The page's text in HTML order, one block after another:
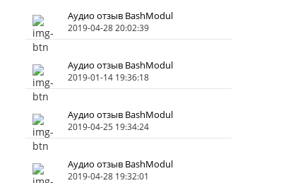
Аудио отзыв BashModul
2019-04-28 20:02:39
Аудио отзыв BashModul
2019-01-14 19:36:18
Аудио отзыв BashModul
2019-04-25 19:34:24
Аудио отзыв BashModul
2019-04-28 19:32:01